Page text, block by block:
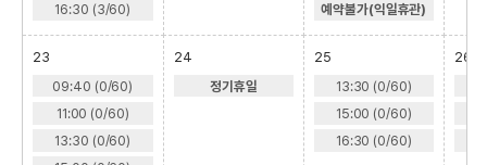
16:30 (3/60)
예약불가(익일휴관)
23
09:40 (0/60)
11:00 (0/60)
13:30 (0/60)
24
정기휴일
25
13:30 (0/60)
15:00 (0/60)
16:30 (0/60)
26